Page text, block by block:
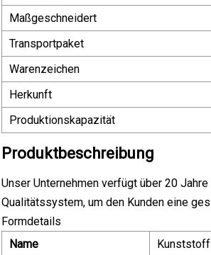
Maßgeschneidert
Transportpaket
Warenzeichen
Herkunft
Produktionskapazität
Produktbeschreibung
Unser Unternehmen verfügt über 20
Qualitätssystem, um den Kunden eine
Formdetails
Name